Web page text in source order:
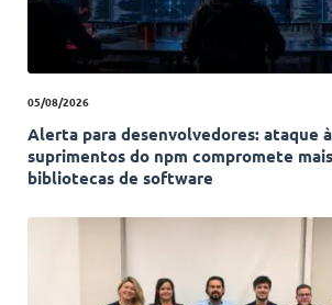
05/08/2026
Alerta para desenvolvedores: ataque
suprimentos do npm compromete
bibliotecas de software